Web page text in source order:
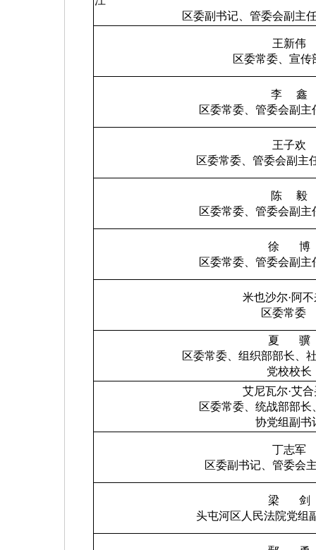
区委副书记、管委会副主
王新伟
区委常委、宣传
李
鑫
区委常委、管委会副主
王子欢
区委常委、管委会副主
陈
毅
区委常委、管委会副主
徐
博
区委常委、管委会副主
米也沙尔·阿
区委常委
夏
骥
区委常委、组织部部长、
党校校长
艾尼瓦尔·艾
区委常委、统战部部长
协党组副书
丁志军
区委副书记、管委会
梁
剑
头屯河区人民法院党组